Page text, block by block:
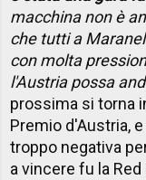
macchina non è
che tutti a
con molta
l'Austria possa
prossima si torna
Premio d'Austria,
troppo negativa
a vincere fu la